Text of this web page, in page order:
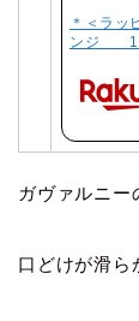
＊＜ラ
ンジ
ガヴァルニー
口どけが滑ら